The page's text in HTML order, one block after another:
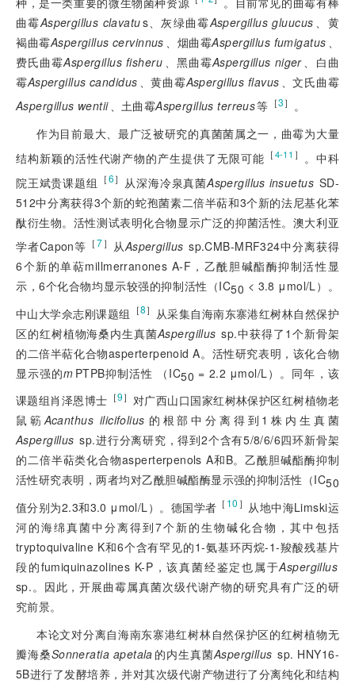
曲霉Aspergillus clavatus、灰绿曲霉Aspergillus gluucus
、黄
褐曲霉Aspergillus cervinnus 、烟曲霉Aspergillus fumigatus
费氏曲霉Aspergillus fisheru 、黑曲霉Aspergillus niger 、白曲
霉Aspergillus candidus 、黄曲霉Aspergillus flavus
、文氏曲霉
Aspergillus wentii、土曲霉Aspergillus terreus等 ［3］ 。
作为目前最大、最广泛被研究的真菌菌属之一，曲霉为大量
结构新颖的活性代谢产物的产生提供了无限可能 ［4-11 ］
。中科
院王斌贵课题组
［6］ 从深海冷泉真菌Aspergillus insuetus SD-
512中分离获得3个新的蛇孢菌素二倍半萜和3个新的法尼基化苯
酞衍生物。活性测试表明化合物显示广泛的抑菌活性。澳大利亚
学者Capon等 ［7］ 从Aspergillus sp.CMB-MRF324中分离获得
6个新的单萜millmerranones A-F，乙酰胆碱酯酶抑制活性显
示，6个化合物均显示较强的抑制活性（IC50 < 3.8 μmol/L）。
中山大学佘志刚课题组
［8］
从采集自海南东寨港红树林自然保护
区的红树植物海桑内生真菌Aspergillus sp.中获得了1个新骨架
的二倍半萜化合物asperterpenoid A。活性研究表明，该化合物
显示强的m PTPB抑制活性 （IC50 = 2.2 μmol/L）。同年，该
课题组肖泽恩博士 ［9］ 对广西山口国家红树林保护区红树植物老
鼠簕Acanthus ilicifolius 的根部中分离得到1株内生真菌
Aspergillus sp.进行分离研究，得到2个含有5/8/6/6四环新骨架
的二倍半萜类化合物asperterpenols A和B。乙酰胆碱酯酶抑制
活性研究表明，两者均对乙酰胆碱酯酶显示强的抑制活性（IC50
值分别为2.3和3.0 μmol/L）。德国学者 ［ 10 ］ 从地中海Limski运
河的海绵真菌中分离得到7个新的生物碱化合物，其中包括
tryptoquivaline K和6个含有罕见的1-氨基环丙烷-1-羧酸残基片
段的fumiquinazolines K-P，该真菌经鉴定也属于Aspergillus
sp.。因此，开展曲霉属真菌次级代谢产物的研究具有广泛的研
究前景。
本论文对分离自海南东寨港红树林自然保护区的红树植物无
瓣海桑Sonneratia apetala 的内生真菌Aspergillus sp. HNY16-
5B进行了发酵培养，并对其次级代谢产物进行了分离纯化和结构